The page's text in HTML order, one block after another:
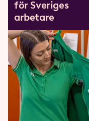
för Sveriges
arbetare